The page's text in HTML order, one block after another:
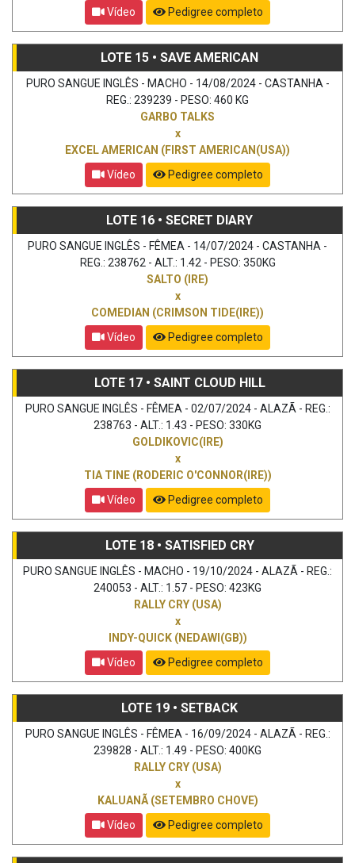
Vídeo
Pedigree completo
LOTE 15 • SAVE AMERICAN
PURO SANGUE INGLÊS - MACHO - 14/08/2024 - CASTANHA -
REG.: 239239 - PESO: 460 KG
GARBO TALKS
x
EXCEL AMERICAN (FIRST AMERICAN(USA))
Vídeo
Pedigree completo
LOTE 16 • SECRET DIARY
PURO SANGUE INGLÊS - FÊMEA - 14/07/2024 - CASTANHA -
REG.: 238762 - ALT.: 1.42 - PESO: 350KG
SALTO (IRE)
x
COMEDIAN (CRIMSON TIDE(IRE))
Vídeo
Pedigree completo
LOTE 17 • SAINT CLOUD HILL
PURO SANGUE INGLÊS - FÊMEA - 02/07/2024 - ALAZÃ - REG.:
238763 - ALT.: 1.43 - PESO: 330KG
GOLDIKOVIC(IRE)
x
TIA TINE (RODERIC O'CONNOR(IRE))
Vídeo
Pedigree completo
LOTE 18 • SATISFIED CRY
PURO SANGUE INGLÊS - MACHO - 19/10/2024 - ALAZÃ - REG.:
240053 - ALT.: 1.57 - PESO: 423KG
RALLY CRY (USA)
x
INDY-QUICK (NEDAWI(GB))
Vídeo
Pedigree completo
LOTE 19 • SETBACK
PURO SANGUE INGLÊS - FÊMEA - 16/09/2024 - ALAZÃ - REG.:
239828 - ALT.: 1.49 - PESO: 400KG
RALLY CRY (USA)
x
KALUANÃ (SETEMBRO CHOVE)
Vídeo
Pedigree completo